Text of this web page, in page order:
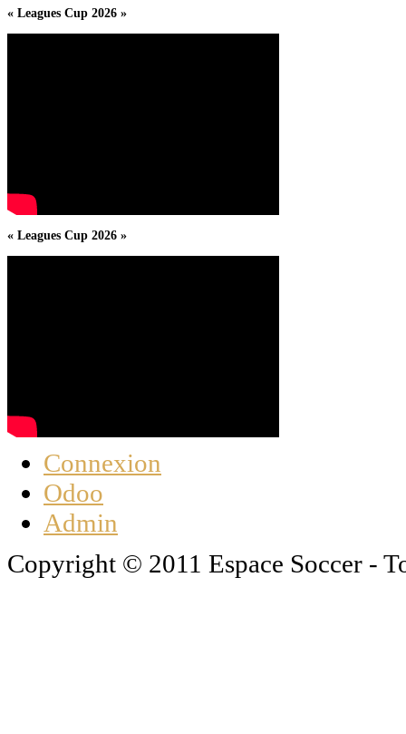
« Leagues Cup 2026 »
« Leagues Cup 2026 »
Connexion
Odoo
Admin
Copyright © 2011 Espace Soccer -